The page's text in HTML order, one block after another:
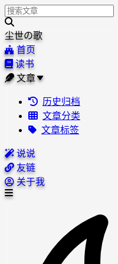
尘世の歌
首页
读书
文章
历史归档
文章分类
文章标签
说说
友链
关于我